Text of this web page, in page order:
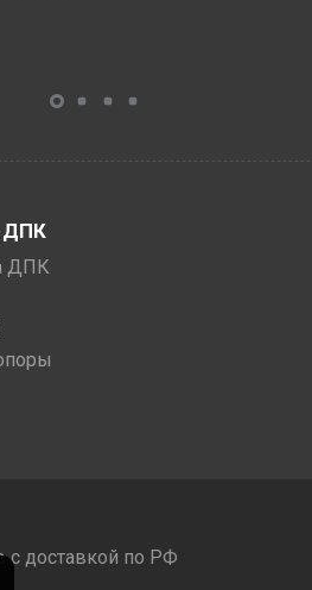
ДПК
ДПК
с доставкой по РФ